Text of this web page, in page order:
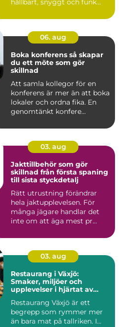
hållbart, snyggt och funk...
06. aug
Boka konferens så skapar
du ett möte som gör
skillnad
Att samla kollegor för en
konferens är mer än att boka
lokaler och ordna fika. En
genomtänkt konfere...
03. aug
Jakttillbehör som gör
skillnad från första spaning
till sista styckdetalj
Rätt utrustning förändrar
hela jaktupplevelsen. För
många jägare handlar det
inte om att äga mest pr...
03. aug
Restaurang i Växjö:
Smaker, miljöer och
upplevelser i hjärtat av
Restaurang Växjö är ett
begrepp som rymmer mer
än bara mat på tallriken. I...